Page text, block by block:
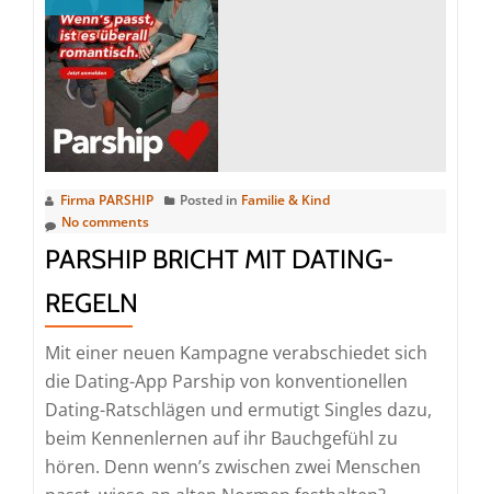
Firma PARSHIP Posted in Familie & Kind
No comments
PARSHIP BRICHT MIT DATING-
REGELN
Mit einer neuen Kampagne verabschiedet sich
die Dating-App Parship von konventionellen
Dating-Ratschlägen und ermutigt Singles dazu,
beim Kennenlernen auf ihr Bauchgefühl zu
hören. Denn wenn’s zwischen zwei Menschen